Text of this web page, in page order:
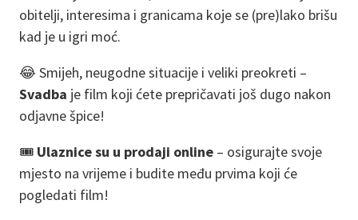
obitelji, interesima i granicama koje se (pre)lako brišu
kad je u igri moć.
😂 Smijeh, neugodne situacije i veliki preokreti –
Svadba je film koji ćete prepričavati još dugo nakon
odjavne špice!
🎟️ Ulaznice su u prodaji online – osigurajte svoje
mjesto na vrijeme i budite među prvima koji će
pogledati film!